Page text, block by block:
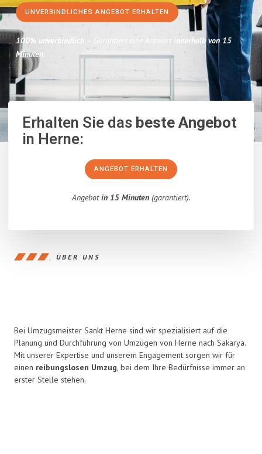
UNVERBINDLICHES ANGEBOT ERHALTEN
100% unverbindlich – Garantiert eine Antwort innerhalb von 15
Minuten.
Erhalten Sie dasbeste Angebot
in Herne:
ANGEBOT ERHALTEN
Angebotin 15 Minuten(garantiert).
ÜBER UNS
Bei Umzugsmeister Sankt Herne sind wir spezialisiert auf die
Planung und Durchführung von Umzügen von Herne nach Sakarya.
Mit unserer Expertise und unserem Engagement sorgen wir für
einen reibungslosen Umzug, bei dem Ihre Bedürfnisse immer an
erster Stelle stehen.